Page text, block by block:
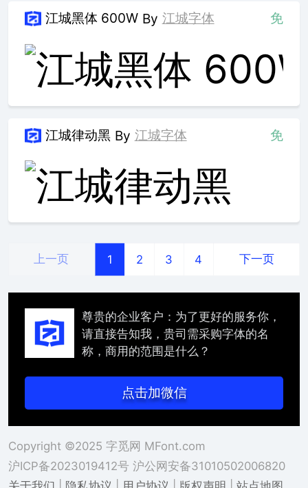
江城黑体 600W By 江城字体 免
江城律动黑 By 江城字体 免
上一页 1 2 3 4 下一页
尊贵的企业客户：为了更好的服务你，
请直接告知我，贵司需采购字体的名
称，商用的范围是什么？
点击加微信
Copyright ©2025 字觅网 MFont.com
沪ICP备2023019412号 沪公网安备31010502006820